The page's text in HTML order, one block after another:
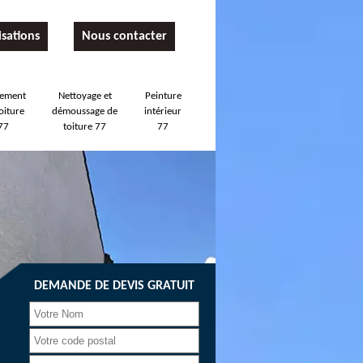
Nous contacter
Nettoyage et
démoussage de
toiture 77
Peinture
intérieur
77
DEMANDE DE DEVIS GRATUIT